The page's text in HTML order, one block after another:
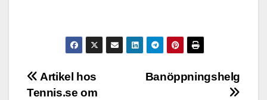
InläggsnavigeringBanöppningshelg
Artikel hos
Tennis.se om